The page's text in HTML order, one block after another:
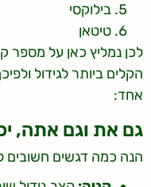
בילוקסי
טיטאן
לכן נמליץ כאן על מספר
הקלים ביותר לגידול
אחד:
גם את וגם אתה,
הנה כמה דגשים חשובים